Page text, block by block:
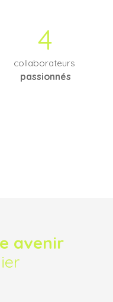
4
collaborateurs
passionnés
avenir